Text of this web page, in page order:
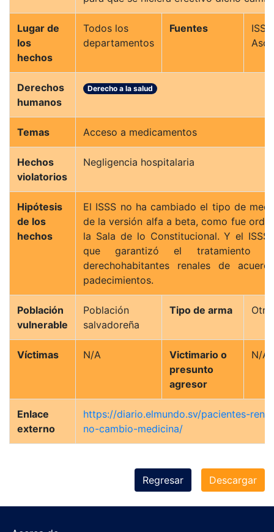
Lugar de
los
hechos
Todos los
departamentos
Fuentes
ISSS,
Derechos
humanos
Derecho a la salud
Temas Acceso a medicamentos
Hechos
violatorios
Negligencia hospitalaria
Hipótesis
de los
hechos
El ISSS no ha cambiado el tipo de
de la versión alfa a beta, como fue
la Sala de lo Constitucional. Y el ISSS
que garantizó el tratamiento
derechohabitantes renales de
padecimientos.
Población
vulnerable
Población
salvadoreña
Tipo de arma
Víctimas N/A
Victimario o
presunto
agresor
N/A
Enlace
externo
https://diario.elmundo.sv/pacientes-
no-cambio-medicina/
Descargar
Regresar